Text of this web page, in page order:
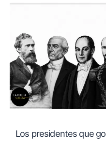
Los presidentes que